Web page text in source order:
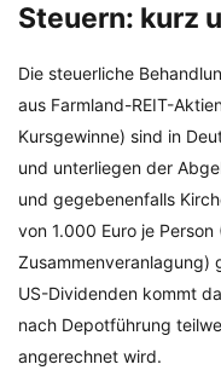
Steuern: kurz
Die steuerliche
aus Farmland-REIT-
Kursgewinne) sind in
und unterliegen der
und gegebenenfalls
von 1.000 Euro je
Zusammenveranlagung)
US-Dividenden kommt
nach Depotführung
angerechnet wird.